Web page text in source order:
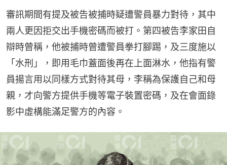
審訊期間有提及被告被捕時疑遭警員暴力對待，其中
兩人更因拒交出手機密碼而被打。第四被告李家田自
辯時曾稱，他被捕時曾遭警員拳打腳踢，及三度施以
「水刑」，即用毛巾蓋面後再在上面淋水，他指有警
員揚言用以同樣方式對待其母，李稱為保護自己和母
親，才向警方提供手機等電子裝置密碼，及在會面錄
影中虛構能滿足警方的內容。